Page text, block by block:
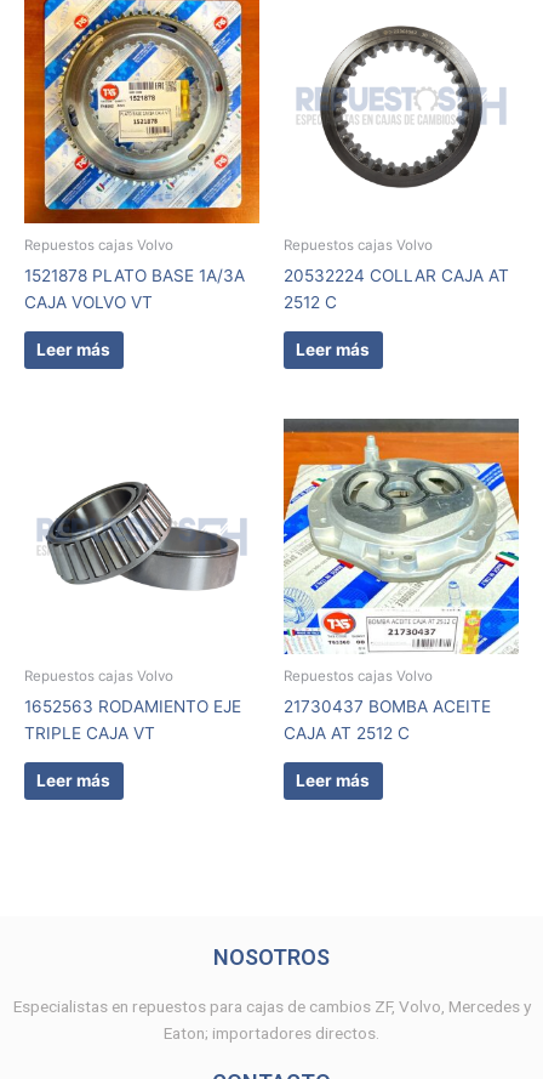
Repuestos cajas Volvo
1521878 PLATO BASE 1A/3A
CAJA VOLVO VT
Leer más
Repuestos cajas Volvo
20532224 COLLAR CAJA AT
2512 C
Leer más
Repuestos cajas Volvo
1652563 RODAMIENTO EJE
TRIPLE CAJA VT
Leer más
Repuestos cajas Volvo
21730437 BOMBA ACEITE
CAJA AT 2512 C
Leer más
NOSOTROS
Especialistas en repuestos para cajas de cambios ZF, Volvo, Mercedes y
Eaton; importadores directos.